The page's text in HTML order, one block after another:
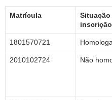
Matrícula
Situação
inscrição
1801570721
2010102724 Não